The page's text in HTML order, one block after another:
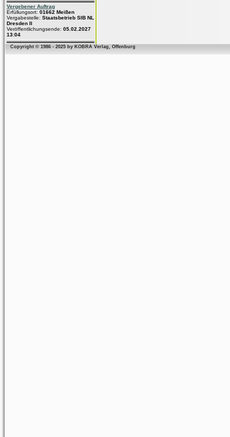
Vergebener Auftrag
Erfüllungsort: 01662 Meißen
Vergabestelle: Staatsbetrieb SIB NL
Dresden II
Veröffentlichungsende: 05.02.2027
13:04
Copyright © 1986 - 2025 by KOBRA Verlag, Offenburg